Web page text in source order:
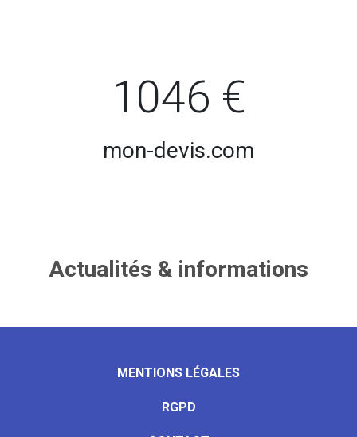
1046 €
mon-devis.com
Actualités & informations
MENTIONS LÉGALES
RGPD